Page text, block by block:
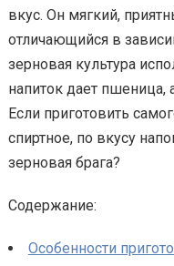
вкус. Он мягкий,
отличающийся в
зерновая культура
напиток дает
Если приготовить
спиртное, по вкусу
зерновая брага?
Содержание:
Особенности